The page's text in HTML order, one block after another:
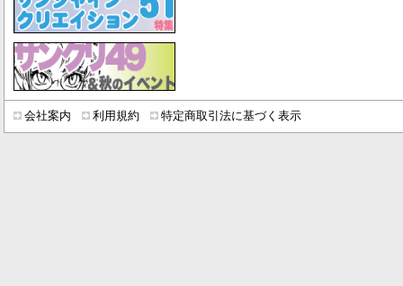
会社案内 利用規約 特定商取引法に基づく表示